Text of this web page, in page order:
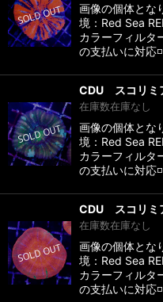
画像の個体とな
境：Red Sea
カラーフィルタ
の支払いに対応
CDU スコリ
在庫数在庫なし
画像の個体とな
境：Red Sea
カラーフィルタ
の支払いに対応
CDU スコリ
在庫数在庫なし
画像の個体とな
境：Red Sea
カラーフィルタ
の支払いに対応